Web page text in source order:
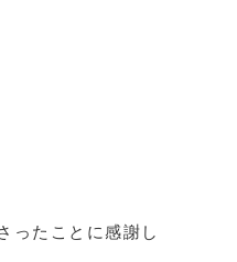
ったことに感謝し